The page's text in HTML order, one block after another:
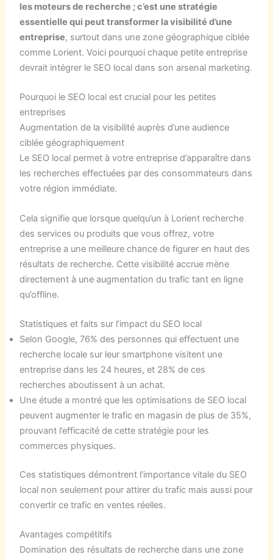
les moteurs de recherche ; c’est une stratégie
essentielle qui peut transformer la visibilité d’une
entreprise, surtout dans une zone géographique ciblée
comme Lorient. Voici pourquoi chaque petite entreprise
devrait intégrer le SEO local dans son arsenal marketing.
Pourquoi le SEO local est crucial pour les petites
entreprises
Augmentation de la visibilité auprès d’une audience
ciblée géographiquement
Le SEO local permet à votre entreprise d’apparaître dans
les recherches effectuées par des consommateurs dans
votre région immédiate.
Cela signifie que lorsque quelqu’un à Lorient recherche
des services ou produits que vous offrez, votre
entreprise a une meilleure chance de figurer en haut des
résultats de recherche. Cette visibilité accrue mène
directement à une augmentation du trafic tant en ligne
qu’offline.
Statistiques et faits sur l’impact du SEO local
Selon Google, 76% des personnes qui effectuent une
recherche locale sur leur smartphone visitent une
entreprise dans les 24 heures, et 28% de ces
recherches aboutissent à un achat.
Une étude a montré que les optimisations de SEO local
peuvent augmenter le trafic en magasin de plus de 35%,
prouvant l’efficacité de cette stratégie pour les
commerces physiques.
Ces statistiques démontrent l’importance vitale du SEO
local non seulement pour attirer du trafic mais aussi pour
convertir ce trafic en ventes réelles.
Avantages compétitifs
Domination des résultats de recherche dans une zone